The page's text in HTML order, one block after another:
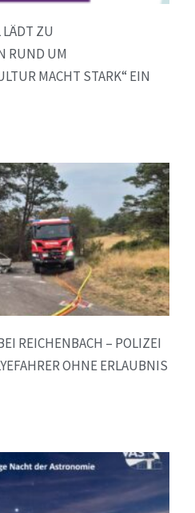
LÄDT ZU
RUND UM
MACHT STARK“ EIN
REICHENBACH – POLIZEI
OHNE ERLAUBNIS